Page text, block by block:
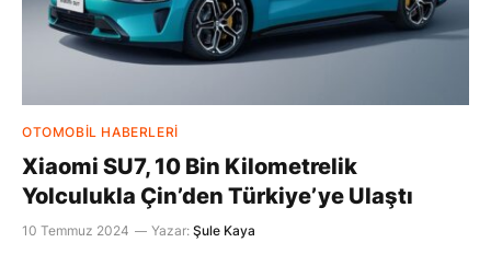
OTOMOBIL HABERLERI
Xiaomi SU7, 10 Bin Kilometrelik
Yolculukla Çin’den Türkiye’ye Ulaştı
10 Temmuz 2024 Yazar: Şule Kaya